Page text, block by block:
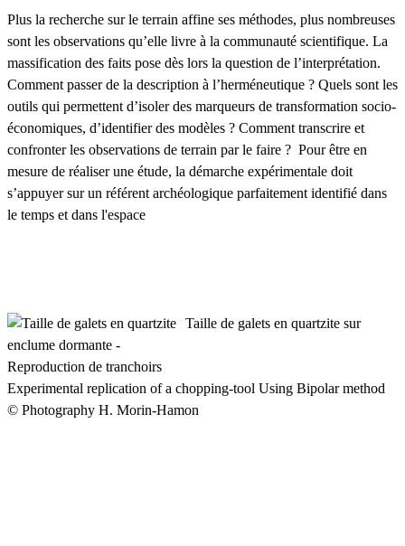
Plus la recherche sur le terrain affine ses méthodes, plus nombreuses
sont les observations qu’elle livre à la communauté scientifique. La
massification des faits pose dès lors la question de l’interprétation.
Comment passer de la description à l’herméneutique ? Quels sont les
outils qui permettent d’isoler des marqueurs de transformation socio-
économiques, d’identifier des modèles ? Comment transcrire et
confronter les observations de terrain par le faire ? Pour être en
mesure de réaliser une étude, la démarche expérimentale doit
s’appuyer sur un référent archéologique parfaitement identifié dans
le temps et dans l'espace
Taille de galets en quartzite sur
enclume dormante -
Reproduction de tranchoirs
Experimental replication of a chopping-tool Using Bipolar method
© Photography H. Morin-Hamon